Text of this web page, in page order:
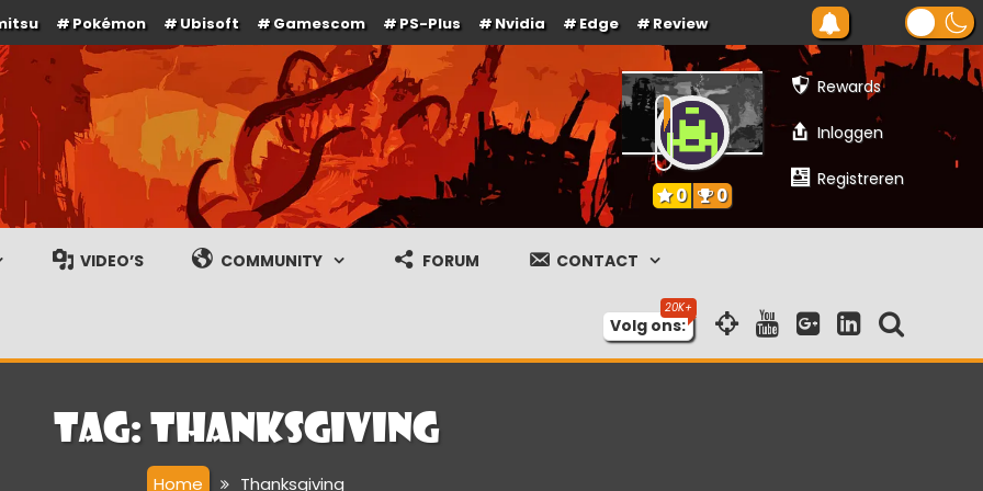
Pokémon Ubisoft Gamescom PS-Plus Nvidia Edge Review
gameplay streams
Rewards
Inloggen
Registreren
0 0
VIDEO’S COMMUNITY FORUM CONTACT
Volg ons:
Tag: Thanksgiving
Home Thanksgiving